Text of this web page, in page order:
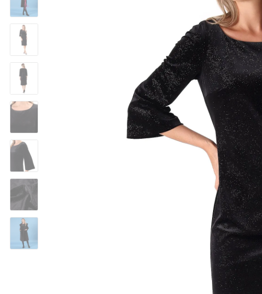
COSTUME DAMA
IDEI DE CADOURI
FUSTE
PANTALONI
BLUZE
ACCESORII
BLUZE
ACCESORII